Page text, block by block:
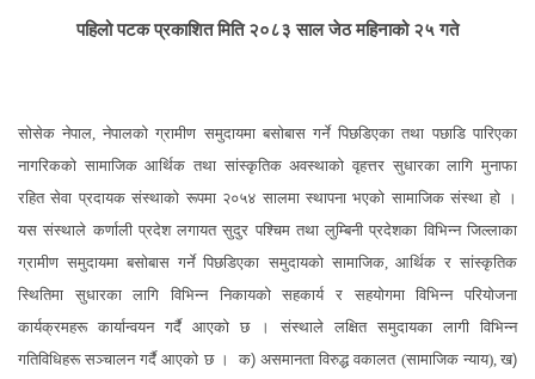
पहिलोपटक प्रकाशित मिति २०८३ सालजेठमहिनाको २५गते
सोसेक नेपाल, नेपालको ग्रामीण समुदायमा बसोबास गर्ने पिछडिएका तथा पछाडि पारिएका
नागरिकको सामाजिक आर्थिक तथा सांस्कृतिक अवस्थाको वृहत्तर सुधारका लागि मुनाफा
रहित सेवा प्रदायक संस्थाको रूपमा २०५४ सालमा स्थापना भएको सामाजिक संस्था हो ।
यससंस्थाले कर्णाली प्रदेश लगायत सुदुर पश्चिम तथा लुम्बिनी प्रदेशका विभिन्न जिल्लाका
ग्रामीण समुदायमा बसोबास गर्ने पिछडिएका समुदायको सामाजिक, आर्थिक र सांस्कृतिक
स्थितिमा सुधारका लागि विभिन्न निकायको सहकार्य र सहयोगमा विभिन्न परियोजना
कार्यक्रमहरू कार्यान्वयन गर्दै आएको छ । संस्थालेलक्षित समुदायका लागी विभिन्न
गतिविधिहरूसञ्चालन गर्दै आएको छ। क)असमानता विरुद्ध वकालत (सामाजिक न्याय), ख)